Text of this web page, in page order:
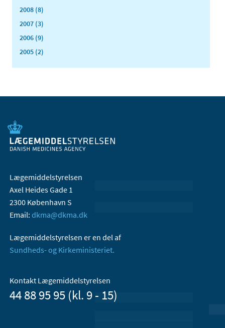
2008 (8)
2007 (3)
2006 (9)
2005 (2)
Lægemiddelstyrelsen
Axel Heides Gade 1
2300 København S
Email: dkma@dkma.dk
Lægemiddelstyrelsen er en del af
Sundheds- og Kirkeministeriet.
Kontakt Lægemiddelstyrelsen
44 88 95 95 (kl. 9 - 15)